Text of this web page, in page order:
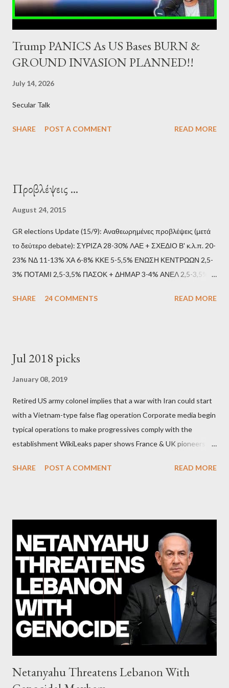
the primary mark...
Trump PANICS As US Bases BURN &
GROUND INVASION PLANNED!!
July 14, 2026
Secular Talk
SHARE POST A COMMENT READ MORE
Προβλέψεις ...
August 24, 2015
GR elections Update (15/9): Αναθεωρημένες προβλέψεις (μετά
το δεύτερο debate): ΣΥΡΙΖΑ 28-30% ΛΑΕ + ΣΧΕΔΙΟ Β' κ.λ.π. 20-
23% ΝΔ 11-13% ΧΑ 6-8% ΚΚΕ 5-5,5% ΕΝΩΣΗ ΚΕΝΤΡΩΩΝ 2,5-
3% ΠΟΤΑΜΙ 2,5-3,5% ΠΑΣΟΚ + ΔΗΜΑΡ 3-4% ΑΝΕΛ 2,5-3,5%
debate): ΣΥΡΙΖΑ 25-28% ΛΑΕ + ΣΧΕΔΙΟ Β' κ.λ.π. 20-23% ΝΔ
ΛΑΕ + ΣΧΕΔΙΟ Β' κ.λ.π. 20-23% ΝΔ 12-15% ΧΑ 6-8% ΚΚΕ 5-
ΣΥΡΙΖΑ 23-25% ΛΑΕ + ΣΧΕΔΙΟ Β' κ.λ.π. 20-23% ΝΔ 12-15% ΧΑ
6-8% ΚΚΕ 5-5,5% ΕΝΩΣΗ ΚΕΝΤΡΩΩΝ 4-4,5% ΠΟΤΑΜΙ 4-4,5%
ΠΑΣΟΚ 3-4% ΑΝΕΛ 2,5-3,5% Update : Αναθεωρημένες
προβλέψεις: ΣΥΡΙΖΑ 26-27% ...
SHARE 24 COMMENTS READ MORE
Jul 2018 picks
January 08, 2019
Retired US army colonel implies that a war with Iran could start
with a Vietnam-type false flag operation Corporate media begin
typical operations to make progressives comply with the
establishment WikiLeaks paper shows France & UK pioneers
Commission hypocrisy to 'stand with the Greek people' IMF
diplomats Jill Stein, Jeremy Corbyn, Bernie Sanders: a
continuously rising political triplet proves that Socialism unites
generations The idiotic circus of terror leads us to the final
collapse WikiLeaks paper reveals Ecuadorian private business
elites declared war on Rafael Correa right after his election and
asked for US support Ho...
SHARE POST A COMMENT READ MORE
Netanyahu Threatens Lebanon With